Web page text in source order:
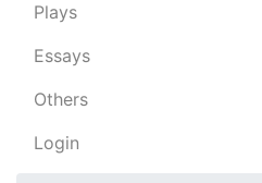
Plays
Essays
Others
Login